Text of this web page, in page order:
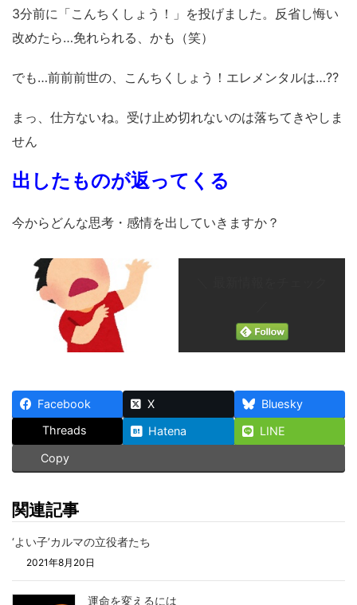
3分前に「こんちくしょう！」を投げました。反省し悔い
改めたら…免れられる、かも（笑）
でも…前前前世の、こんちくしょう！エレメンタルは…⁇
まっ、仕方ないね。受け止め切れないのは落ちてきやしま
せん
出したものが返ってくる
今からどんな思考・感情を出していきますか？
Facebook X
Bluesky
Threads
Hatena
LINE
Copy
関連記事
‘よい子’カルマの立役者たち
2021年8月20日
運命を変えるには